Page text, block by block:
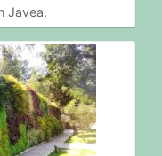
Javea.